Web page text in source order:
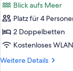
für
Premium-
Zimmer,
2 Doppelbetten
(Waterfront)
Blick aufs Meer
Platz für 4
2 Doppelbetten
Kostenloses WLAN
Weitere Details
Weitere